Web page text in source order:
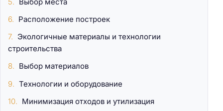
Расположение построек
Экологичные материалы и технологии
строительства
Выбор материалов
Технологии и оборудование
Минимизация отходов и утилизация